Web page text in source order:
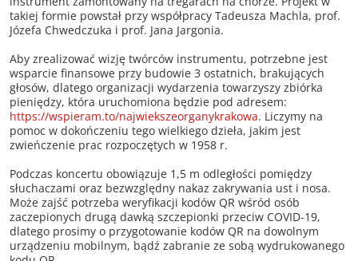
takiej formie powstał przy współpracy Tadeusza Machla, prof.
Józefa Chwedczuka i prof. Jana Jargonia.
Aby zrealizować wizję twórców instrumentu, potrzebne jest
wsparcie finansowe przy budowie 3 ostatnich, brakujących
głosów, dlatego organizacji wydarzenia towarzyszy zbiórka
pieniędzy, która uruchomiona będzie pod adresem:
https://wspieram.to/najwiekszeorganykrakowa. Liczymy na
pomoc w dokończeniu tego wielkiego dzieła, jakim jest
zwieńczenie prac rozpoczętych w 1958 r.
Podczas koncertu obowiązuje 1,5 m odległości pomiędzy
słuchaczami oraz bezwzględny nakaz zakrywania ust i nosa.
Może zajść potrzeba weryfikacji kodów QR wśród osób
zaczepionych drugą dawką szczepionki przeciw COVID-19,
dlatego prosimy o przygotowanie kodów QR na dowolnym
urządzeniu mobilnym, bądź zabranie ze sobą wydrukowanego